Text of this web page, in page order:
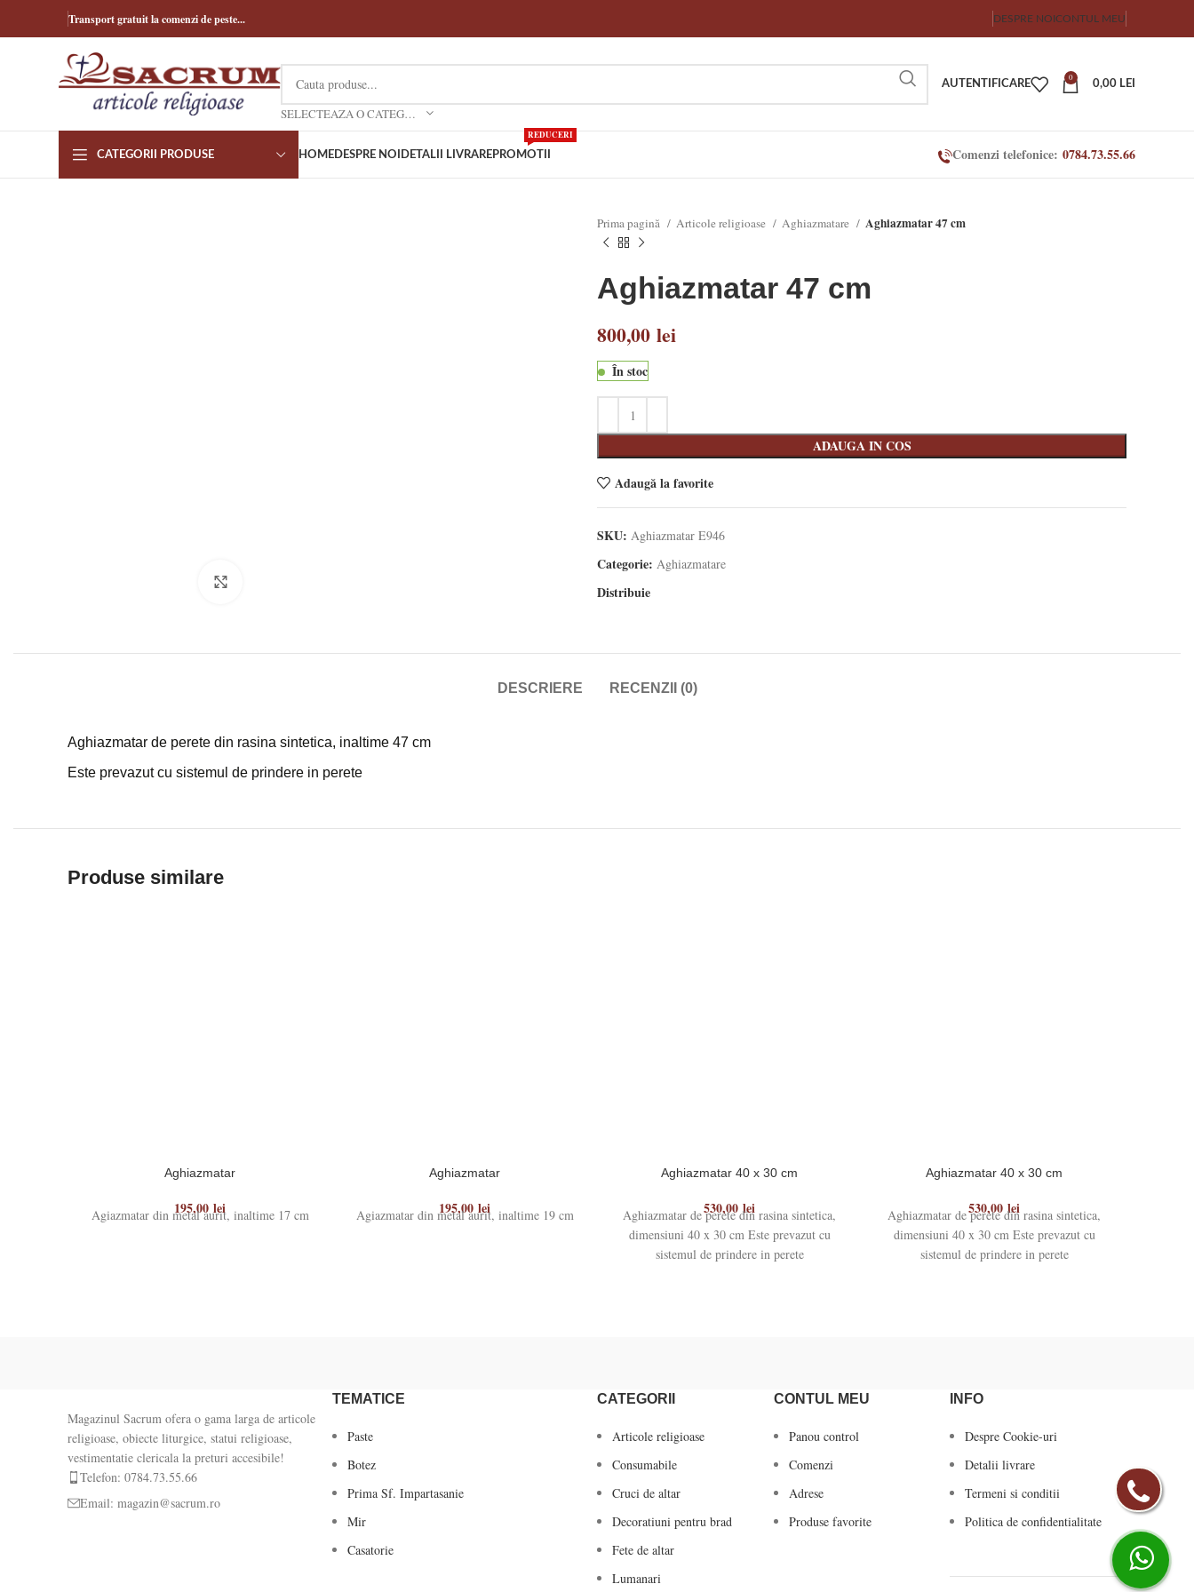
Transport gratuit la comenzi de peste... DESPRE NOICONTUL MEU
SELECTEAZA O CATEGORIE
AUTENTIFICARE
0
0,00 LEI
CATEGORII PRODUSE HOME DESPRE NOI DETALII LIVRAREPROMOTII
REDUCERI
Comenzi telefonice: 0784.73.55.66
Prima pagină Articole religioase Aghiazmatare Aghiazmatar 47 cm
Aghiazmatar 47 cm
800,00 lei
În stoc
ADAUGA IN COS
Adaugă la favorite
SKU: Aghiazmatar E946
Categorie: Aghiazmatare
Distribuie
DESCRIERE RECENZII (0)
Aghiazmatar de perete din rasina sintetica, inaltime 47 cm
Este prevazut cu sistemul de prindere in perete
Produse similare
Aghiazmatar
195,00 lei
Agiazmatar din metal aurit, inaltime 17 cm
Aghiazmatar
195,00 lei
Agiazmatar din metal aurit, inaltime 19 cm
Aghiazmatar 40 x 30 cm
530,00 lei
Aghiazmatar de perete din rasina sintetica,
dimensiuni 40 x 30 cm Este prevazut cu
sistemul de prindere in perete
Aghiazmatar 40 x 30 cm
530,00 lei
Aghiazmatar de perete din rasina sintetica,
dimensiuni 40 x 30 cm Este prevazut cu
sistemul de prindere in perete
Magazinul Sacrum ofera o gama larga de articole
religioase, obiecte liturgice, statui religioase,
vestimentatie clericala la preturi accesibile!
Telefon: 0784.73.55.66
Email: magazin@sacrum.ro
TEMATICE
Paste
Botez
Prima Sf. Impartasanie
Mir
Casatorie
CATEGORII
Articole religioase
Consumabile
Cruci de altar
Decoratiuni pentru brad
Fete de altar
Lumanari
CONTUL MEU
Panou control
Comenzi
Adrese
Produse favorite
INFO
Despre Cookie-uri
Detalii livrare
Termeni si conditii
Politica de confidentialitate